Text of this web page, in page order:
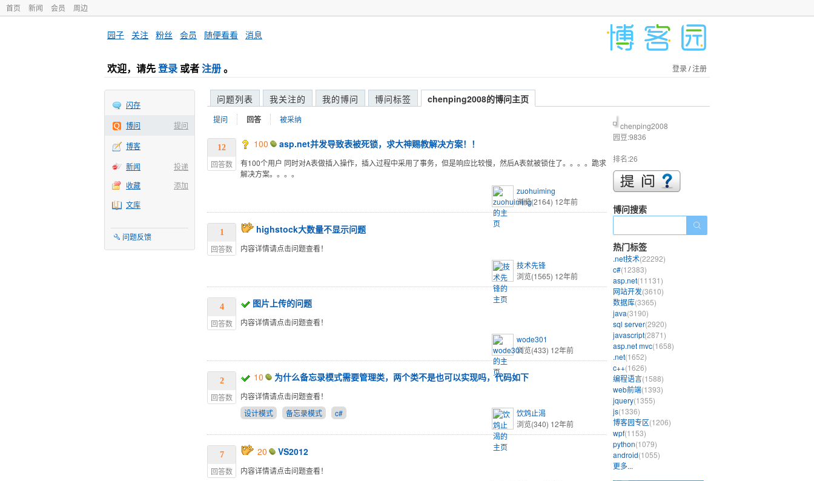
首页 新闻 会员 周边
园子 关注 粉丝 会员 随便看看 消息
欢迎，请先登录 或者注册。 登录/注册
闪存
提问
博问
博客
投递
新闻
添加
收藏
文库
问题反馈
问题列表 我关注的 我的博问 博问标签 chenping2008的博问主页
提问 回答 被采纳
12
回答数
100 asp.net并发导致表被死锁，求大神赐教解决方案！！
有100个用户 同时对A表做插入操作，插入过程中采用了事务，但是响应比较慢，然后A表就被锁住了。。。。跪求
解决方案。。。。
zuohuiming
浏览(2164) 12年前
1
回答数
highstock大数量不显示问题
内容详情请点击问题查看！
技术先锋
浏览(1565) 12年前
4
回答数
图片上传的问题
内容详情请点击问题查看！
wode301
浏览(433) 12年前
2
回答数
10 为什么备忘录模式需要管理类，两个类不是也可以实现吗，代码如下
内容详情请点击问题查看！
设计模式
备忘录模式 c#
饮鸩止渴
浏览(340) 12年前
7
回答数
20 VS2012
内容详情请点击问题查看！
chenping2008
园豆:9836
排名:26
博问搜索
热门标签
.net技术(22292)
c#(12383)
asp.net(11131)
网站开发(3610)
数据库(3365)
java(3190)
sql server(2920)
javascript(2871)
asp.net mvc(1658)
.net(1652)
c++(1626)
编程语言(1588)
web前端(1393)
jquery(1355)
js(1336)
博客园专区(1206)
wpf(1153)
python(1079)
android(1055)
更多...